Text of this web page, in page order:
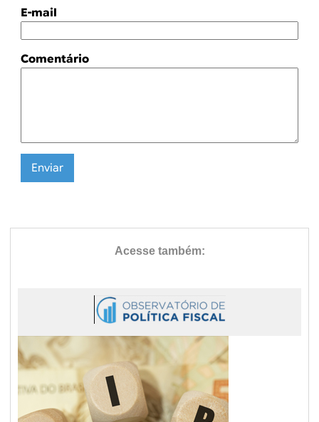
E-mail
Comentário